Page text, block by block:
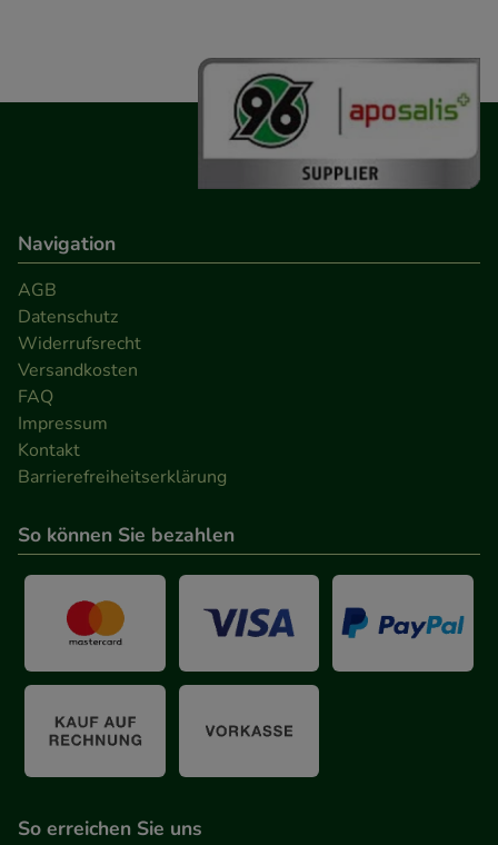
Navigation
AGB
Datenschutz
Widerrufsrecht
Versandkosten
FAQ
Impressum
Kontakt
Barrierefreiheitserklärung
So können Sie bezahlen
So erreichen Sie uns